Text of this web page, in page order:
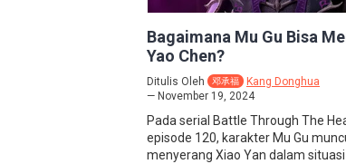
Bagaimana Mu Gu Bisa
Yao Chen?
Ditulis Oleh 邓承福
Kang Donghua
November 19, 2024
Pada serial Battle Through The
episode 120, karakter Mu Gu
menyerang Xiao Yan dalam